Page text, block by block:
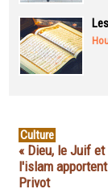
Culture
« Dieu, le Juif
l'islam
Privot